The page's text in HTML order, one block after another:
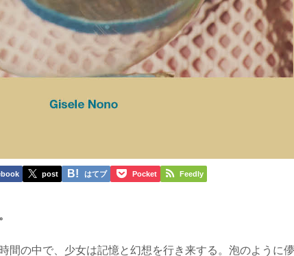
post はてブ Pocket Feedly
間の中で、少女は記憶と幻想を行き来する。泡のように